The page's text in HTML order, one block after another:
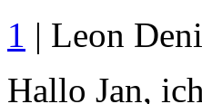
1 | Leon
Hallo Jan,